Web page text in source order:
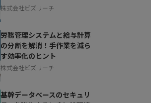
株式会社ビズリーチ
労務管理システムと給与計算
の分断を解消！手作業を減ら
す効率化のヒント
株式会社ビズリーチ
基幹データベースのセキュリ